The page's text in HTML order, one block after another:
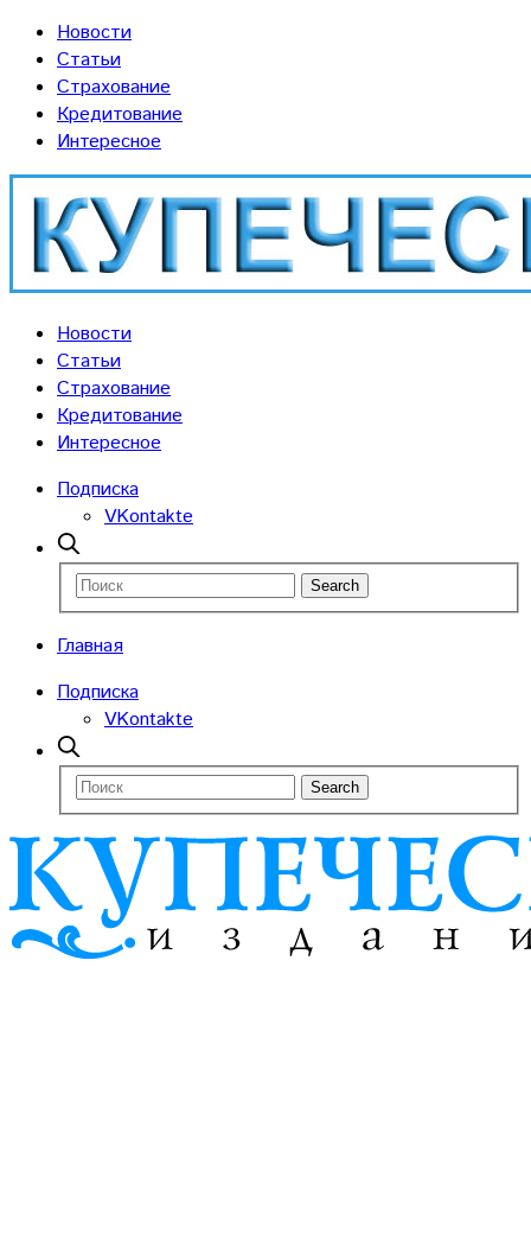
Новости
Статьи
Страхование
Кредитование
Интересное
Новости
Статьи
Страхование
Кредитование
Интересное
Подписка
VKontakte
Главная
Подписка
VKontakte